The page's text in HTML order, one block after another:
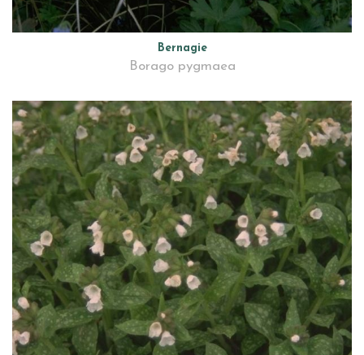
Bernagie
Borago pygmaea